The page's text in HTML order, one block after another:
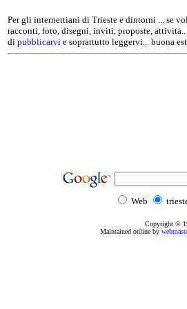
Per gli internettiani di Trieste e dintorni ... se
racconti, foto, disegni, inviti, proposte, attività..
di pubblicarvi e soprattutto leggervi... buona
Web
Copyright ©
Maintained online by